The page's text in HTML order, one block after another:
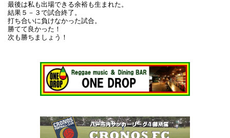
最後は私も出場できる余裕も生まれた。
結果５－３で試合終了。
打ち合いに負けなかった試合。
勝てて良かった！
次も勝ちましょう！